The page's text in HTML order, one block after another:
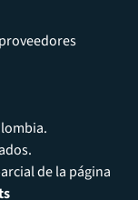
de la página